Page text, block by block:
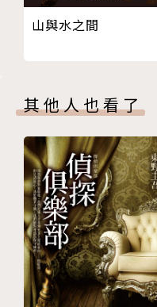
深綠野分 ふかみどり
1983年出生於神奈川
女〉獲選為第7屆「
年以此篇作品為書名
2015年出版的長篇小
屆直木賞，獲得2016
屆大藪春彥獎。
山與水之間
其他人也看了